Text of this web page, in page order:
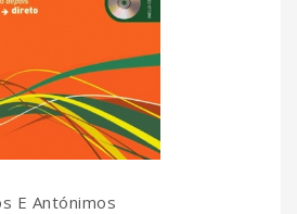
E Antónimos